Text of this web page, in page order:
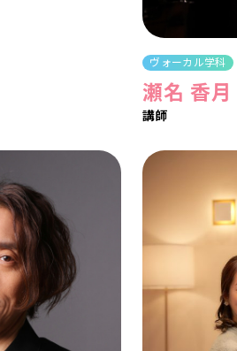
ヴォーカル学科
瀬名 香月
講師